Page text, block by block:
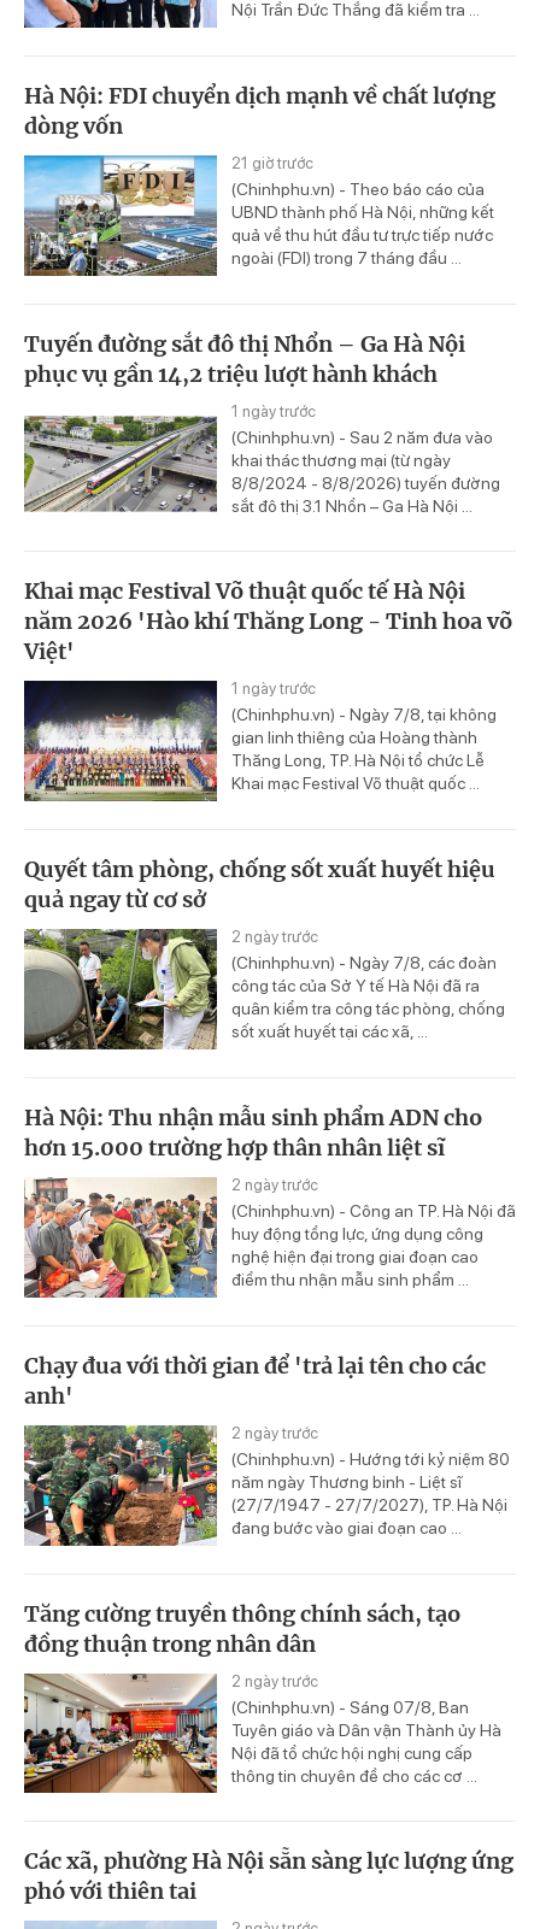
Nội Trần Đức Thắng đã kiểm tra ...
Hà Nội: FDI chuyển dịch mạnh về chất lượng
dòng vốn
21 giờ trước
(Chinhphu.vn) - Theo báo cáo của
UBND thành phố Hà Nội, những kết
quả về thu hút đầu tư trực tiếp nước
ngoài (FDI) trong 7 tháng đầu ...
Tuyến đường sắt đô thị Nhổn – Ga Hà Nội
phục vụ gần 14,2 triệu lượt hành khách
1 ngày trước
(Chinhphu.vn) - Sau 2 năm đưa vào
khai thác thương mại (từ ngày
8/8/2024 - 8/8/2026) tuyến đường
sắt đô thị 3.1 Nhổn – Ga Hà Nội ...
Khai mạc Festival Võ thuật quốc tế Hà Nội
năm 2026 'Hào khí Thăng Long - Tinh hoa võ
Việt'
1 ngày trước
(Chinhphu.vn) - Ngày 7/8, tại không
gian linh thiêng của Hoàng thành
Thăng Long, TP. Hà Nội tổ chức Lễ
Khai mạc Festival Võ thuật quốc ...
Quyết tâm phòng, chống sốt xuất huyết hiệu
quả ngay từ cơ sở
2 ngày trước
(Chinhphu.vn) - Ngày 7/8, các đoàn
công tác của Sở Y tế Hà Nội đã ra
quân kiểm tra công tác phòng, chống
sốt xuất huyết tại các xã, ...
Hà Nội: Thu nhận mẫu sinh phẩm ADN cho
hơn 15.000 trường hợp thân nhân liệt sĩ
2 ngày trước
(Chinhphu.vn) - Công an TP. Hà Nội đã
huy động tổng lực, ứng dụng công
nghệ hiện đại trong giai đoạn cao
điểm thu nhận mẫu sinh phẩm ...
Chạy đua với thời gian để 'trả lại tên cho các
anh'
2 ngày trước
(Chinhphu.vn) - Hướng tới kỷ niệm 80
năm ngày Thương binh - Liệt sĩ
(27/7/1947 - 27/7/2027), TP. Hà Nội
đang bước vào giai đoạn cao ...
Tăng cường truyền thông chính sách, tạo
đồng thuận trong nhân dân
2 ngày trước
(Chinhphu.vn) - Sáng 07/8, Ban
Tuyên giáo và Dân vận Thành ủy Hà
Nội đã tổ chức hội nghị cung cấp
thông tin chuyên đề cho các cơ ...
Các xã, phường Hà Nội sẵn sàng lực lượng ứng
phó với thiên tai